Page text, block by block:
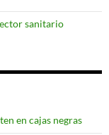
sanitario
en cajas negras